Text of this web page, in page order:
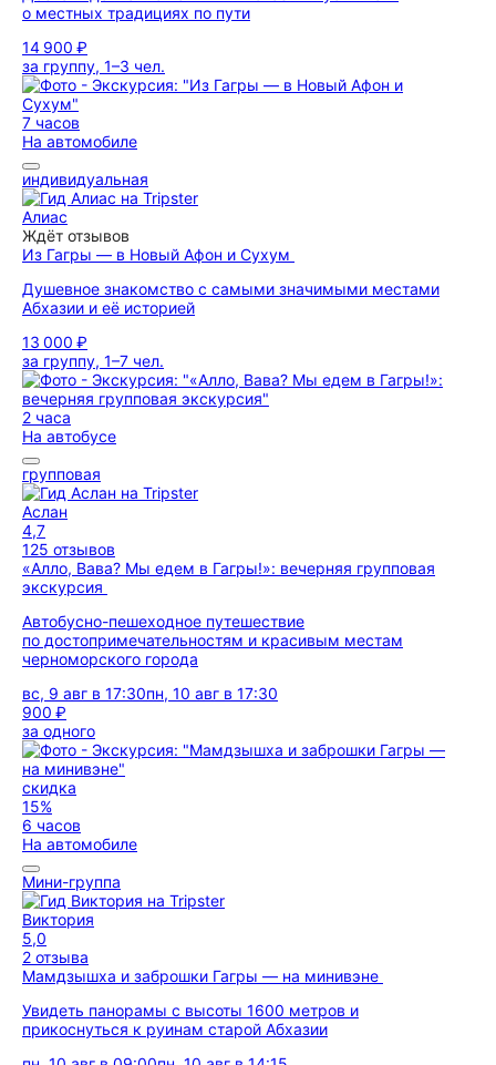
о местных традициях по пути
14 900 ₽
за группу, 1–3 чел.
7 часов
На автомобиле
индивидуальная
Алиас
Ждёт отзывов
Из Гагры — в Новый Афон и Сухум
Душевное знакомство с самыми значимыми местами
Абхазии и её историей
13 000 ₽
за группу, 1–7 чел.
2 часа
На автобусе
групповая
Аслан
4,7
125 отзывов
«Алло, Вава? Мы едем в Гагры!»: вечерняя групповая
экскурсия
Автобусно-пешеходное путешествие
по достопримечательностям и красивым местам
черноморского города
вс, 9 авг в 17:30пн, 10 авг в 17:30
900 ₽
за одного
скидка
15%
6 часов
На автомобиле
Мини-группа
Виктория
5,0
2 отзыва
Мамдзышха и заброшки Гагры — на минивэне
Увидеть панорамы с высоты 1600 метров и
прикоснуться к руинам старой Абхазии